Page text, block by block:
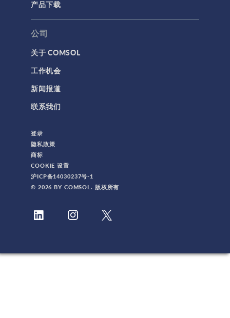
产品下载
公司
关于 COMSOL
工作机会
新闻报道
联系我们
登录
隐私政策
商标
COOKIE 设置
沪ICP备14030237号-1
© 2026 BY COMSOL. 版权所有